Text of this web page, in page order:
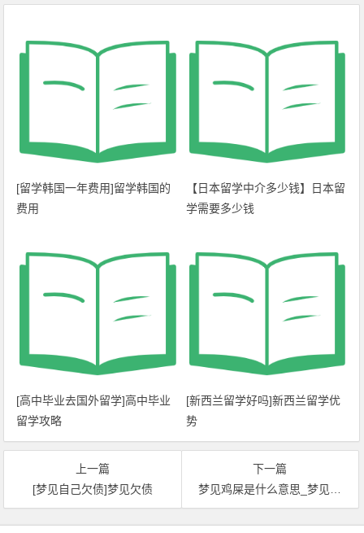
[留学韩国一年费用]留学韩国的
费用
【日本留学中介多少钱】日本留
学需要多少钱
[高中毕业去国外留学]高中毕业
留学攻略
[新西兰留学好吗]新西兰留学优
势
上一篇
[梦见自己欠债]梦见欠债
下一篇
梦见鸡屎是什么意思_梦见鸡屎